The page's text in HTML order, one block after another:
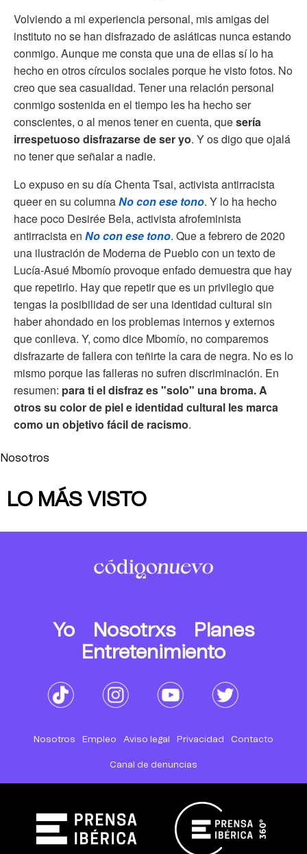
Volviendo a mi experiencia personal, mis amigas del
instituto no se han disfrazado de asiáticas nunca estando
conmigo. Aunque me consta que una de ellas sí lo ha
hecho en otros círculos sociales porque he visto fotos. No
creo que sea casualidad. Tener una relación personal
conmigo sostenida en el tiempo les ha hecho ser
conscientes, o al menos tener en cuenta, quesería
irrespetuoso disfrazarse de ser yo. Y os digo que ojalá
no tener que señalar a nadie.
Lo expuso en su día Chenta Tsai, activista antirracista
queer en su columnaNo con ese tono. Y lo ha hecho
hace poco Desirée Bela, activista afrofeminista
antirracista en No con ese tono. Que a febrero de 2020
una ilustración de Moderna de Pueblo con un texto de
Lucía-Asué Mbomío provoque enfado demuestra que hay
que repetirlo. Hay que repetir que es un privilegio que
tengas la posibilidad de ser una identidad cultural sin
haber ahondado en los problemas internos y externos
que conlleva. Y, como dice Mbomío, no comparemos
disfrazarte de fallera con teñirte la cara de negra. No es lo
mismo porque las falleras no sufren discriminación. En
resumen: para ti el disfraz es "solo" una broma. A
otros su color de piel e identidad cultural les marca
como un objetivo fácil de racismo.
Nosotros
LO MÁS VISTO
Yo Nosotrxs
Planes
Entretenimiento
Nosotros Empleo Aviso legal Privacidad Contacto
Canal de denuncias